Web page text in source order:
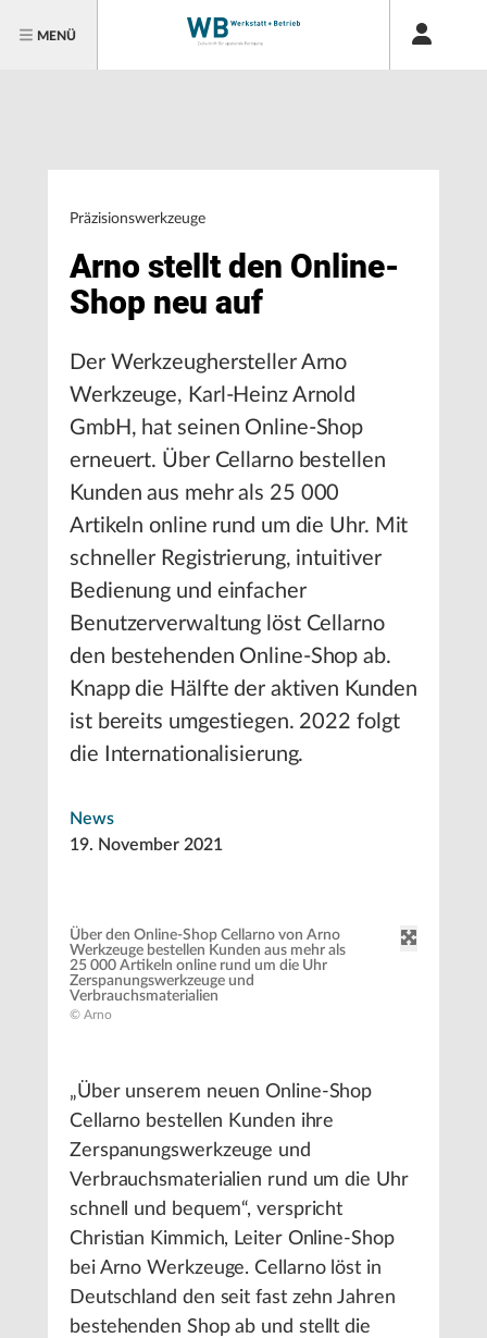
MENÜ
Präzisionswerkzeuge
Arno stellt den Online-
Shop neu auf
Der Werkzeughersteller Arno
Werkzeuge, Karl-Heinz Arnold
GmbH, hat seinen Online-Shop
erneuert. Über Cellarno bestellen
Kunden aus mehr als 25 000
Artikeln online rund um die Uhr. Mit
schneller Registrierung, intuitiver
Bedienung und einfacher
Benutzerverwaltung löst Cellarno
den bestehenden Online-Shop ab.
Knapp die Hälfte der aktiven Kunden
ist bereits umgestiegen. 2022 folgt
die Internationalisierung.
News
19. November 2021
Über den Online-Shop Cellarno von Arno
Werkzeuge bestellen Kunden aus mehr als
25 000 Artikeln online rund um die Uhr
Zerspanungswerkzeuge und
Verbrauchsmaterialien
© Arno
„Über unserem neuen Online-Shop
Cellarno bestellen Kunden ihre
Zerspanungswerkzeuge und
Verbrauchsmaterialien rund um die Uhr
schnell und bequem“, verspricht
Christian Kimmich, Leiter Online-Shop
bei Arno Werkzeuge. Cellarno löst in
Deutschland den seit fast zehn Jahren
bestehenden Shop ab und stellt die